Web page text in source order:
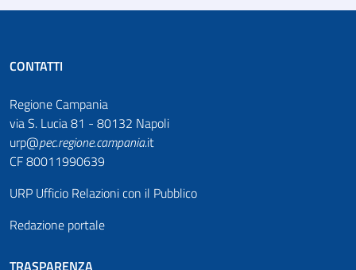
CONTATTI
Regione Campania
via S. Lucia 81 - 80132 Napoli
urp@pec.regione.campania.it
CF 80011990639
URP Ufficio Relazioni con il Pubblico
Redazione portale
TRASPARENZA